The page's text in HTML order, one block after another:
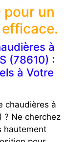
pour un
à
(78610) :
à Votre
chaudières à
? Ne cherchez
hautement